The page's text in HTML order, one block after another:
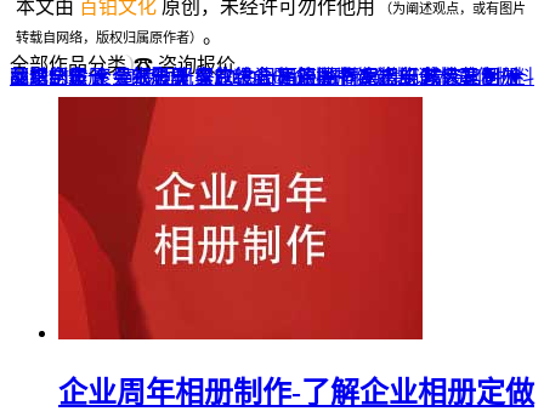
本文由 百铂文化 原创，未经许可勿作他用
（为阐述观点，或有图片
转载自网络，版权归属原作者） 。
全部作品分类 ☎ 咨询报价
品牌全案 ▼ 宣传画册 VI+LOGO 企业刊物 包装设计 宣传物料
网站UI设计 导视设计 餐饮设计 酒店品牌设计 纪念相册 ▼
企业纪念册 聚会纪念册 毕业纪念册 领导/同事相册 成人礼相册
战友纪念册 个人影集 家庭/生日相册 旅行纪念册 精装定制 ▼
菜谱制作 企业邮册 光盘包装盒 高端楼书 家谱族谱 家具画册
企业周年相册制作-了解企业相册定做